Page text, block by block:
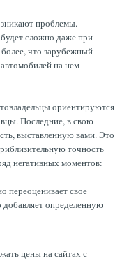
проблемы.
сложно даже при
что зарубежный
на нем
ориентируются
Последние, в свою
выставленную вами. Это
точность
негативных моментов:
переоценивает свое
определенную
цены на сайтах с